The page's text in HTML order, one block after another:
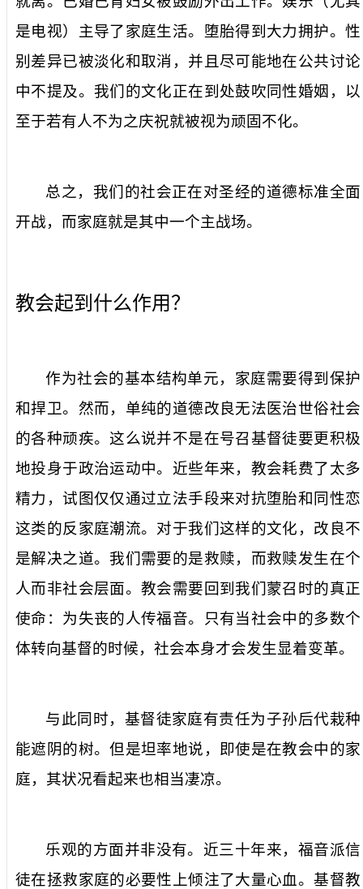
是电视）主导了家庭生活。堕胎得到大力拥护。性
别差异已被淡化和取消，并且尽可能地在公共讨论
中不提及。我们的文化正在到处鼓吹同性婚姻，以
至于若有人不为之庆祝就被视为顽固不化。
总之，我们的社会正在对圣经的道德标准全面
开战，而家庭就是其中一个主战场。
教会起到什么作用？
作为社会的基本结构单元，家庭需要得到保护
和捍卫。然而，单纯的道德改良无法医治世俗社会
的各种顽疾。这么说并不是在号召基督徒要更积极
地投身于政治运动中。近些年来，教会耗费了太多
精力，试图仅仅通过立法手段来对抗堕胎和同性恋
这类的反家庭潮流。对于我们这样的文化，改良不
是解决之道。我们需要的是救赎，而救赎发生在个
人而非社会层面。教会需要回到我们蒙召时的真正
使命：为失丧的人传福音。只有当社会中的多数个
体转向基督的时候，社会本身才会发生显着变革。
与此同时，基督徒家庭有责任为子孙后代栽种
能遮阴的树。但是坦率地说，即使是在教会中的家
庭，其状况看起来也相当凄凉。
乐观的方面并非没有。近三十年来，福音派信
徒在拯救家庭的必要性上倾注了大量心血。基督教